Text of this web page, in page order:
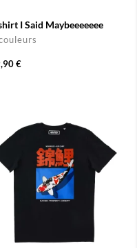
I Said Maybeeeeeee
€